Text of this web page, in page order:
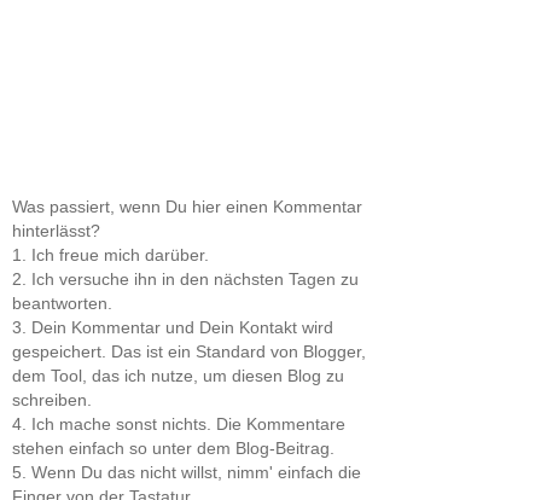
Was passiert, wenn Du hier einen Kommentar
hinterlässt?
1. Ich freue mich darüber.
2. Ich versuche ihn in den nächsten Tagen zu
beantworten.
3. Dein Kommentar und Dein Kontakt wird
gespeichert. Das ist ein Standard von Blogger,
dem Tool, das ich nutze, um diesen Blog zu
schreiben.
4. Ich mache sonst nichts. Die Kommentare
stehen einfach so unter dem Blog-Beitrag.
5. Wenn Du das nicht willst, nimm' einfach die